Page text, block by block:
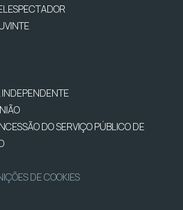
DO SERVIÇO PÚBLICO DE
DE COOKIES